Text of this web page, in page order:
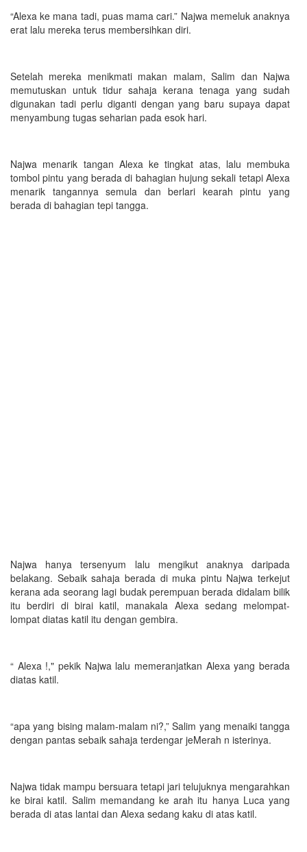
“Alexa ke mana tadi, puas mama cari.” Najwa memeluk anaknya
erat lalu mereka terus membersihkan diri.
Setelah mereka menikmati makan malam, Salim dan Najwa
memutuskan untuk tidur sahaja kerana tenaga yang sudah
digunakan tadi perlu diganti dengan yang baru supaya dapat
menyambung tugas seharian pada esok hari.
Najwa menarik tangan Alexa ke tingkat atas, lalu membuka
tombol pintu yang berada di bahagian hujung sekali tetapi Alexa
menarik tangannya semula dan berlari kearah pintu yang
berada di bahagian tepi tangga.
Najwa hanya tersenyum lalu mengikut anaknya daripada
belakang. Sebaik sahaja berada di muka pintu Najwa terkejut
kerana ada seorang lagi budak perempuan berada didalam bilik
itu berdiri di birai katil, manakala Alexa sedang melompat-
lompat diatas katil itu dengan gembira.
“ Alexa !," pekik Najwa lalu memeranjatkan Alexa yang berada
diatas katil.
“apa yang bising malam-malam ni?,” Salim yang menaiki tangga
dengan pantas sebaik sahaja terdengar jeMerah n isterinya.
Najwa tidak mampu bersuara tetapi jari telujuknya mengarahkan
ke birai katil. Salim memandang ke arah itu hanya Luca yang
berada di atas lantai dan Alexa sedang kaku di atas katil.